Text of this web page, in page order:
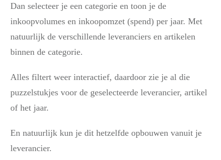
Dan selecteer je een categorie en toon je de
inkoopvolumes en inkoopomzet (spend) per jaar. Met
natuurlijk de verschillende leveranciers en artikelen
binnen de categorie.
Alles filtert weer interactief, daardoor zie je al die
puzzelstukjes voor de geselecteerde leverancier, artikel
of het jaar.
En natuurlijk kun je dit hetzelfde opbouwen vanuit je
leverancier.